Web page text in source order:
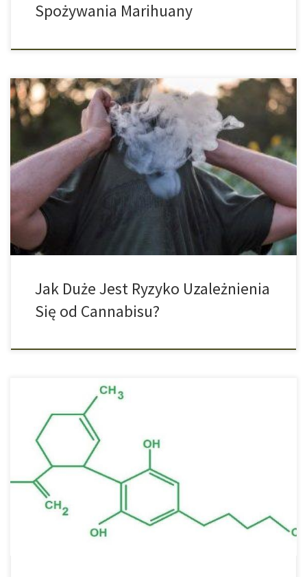
Spożywania Marihuany
Pewna część użytkowników konopi indyjskich jest od nich
uzależniona. Jak duża jest ta liczba, zbadał zespół badawczy w
ostatniej meta-analizie. Nie u każdej osoby, która pali marihuanę,
jej konsumpcja staje się problemem. Ale zdarza się tak, że u
niektórych z użytkowników rozwija się uzależnienie. Do tej pory
regułą było: jedna […]
Jak Duże Jest Ryzyko Uzależnienia
Się od Cannabisu?
Nowe badania pokazują korzyści płynące z zastosowania
cannabigerolu (CBG) w walce z wieloopornymi patogenami. Pod
koniec lutego ruszyły kolejne badania na temat skutecznych
możliwości kannabigerolu w walce z wieloopornymi patogenami.
W doświadczeniach przeprowadzanych przez Canadian McMaster
University udało się potwierdzić, że cannabinoid o nazwie CBG w
połączeniu z lekiem Polymyxin […]